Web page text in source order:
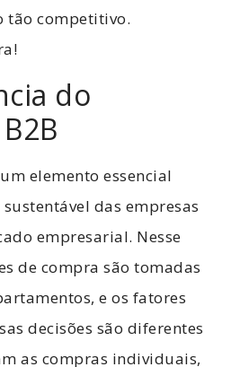
tão competitivo.
do
elemento essencial
das empresas
empresarial. Nesse
de compra são tomadas
e os fatores
decisões são diferentes
as compras individuais,